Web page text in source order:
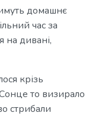
домашнє
час за
на дивані,
крізь
то визирало
стрибали